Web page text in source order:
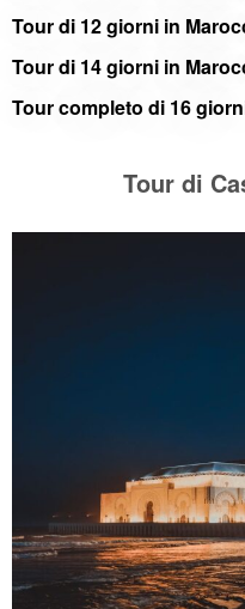
Tour di 12 giorni in
Tour di 14 giorni in
Tour completo di 16
Tour di